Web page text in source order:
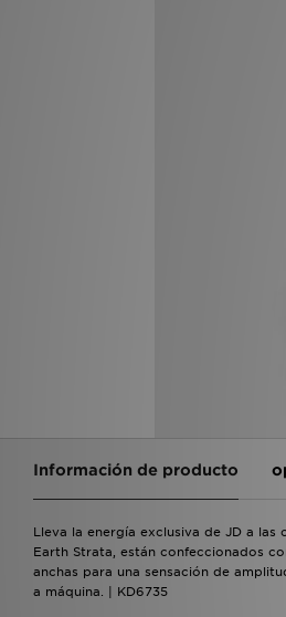
Información de producto
Lleva la energía exclusiva de JD a
Earth Strata, están confeccionados
anchas para una sensación de
a máquina. | KD6735